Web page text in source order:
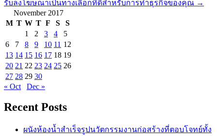
รับลงโฆษณาเป็นทางเลือกที่ดีสำหรับการทำธุรกิจของคุณ →
November 2017
M T W T F S
S
1
2 3 4
5
6
7 8 9 10 11 12
13 14 15 16 17 18 19
20 21 22 23 24 25 26
27 28 29 30
« Oct
Dec »
Recent Posts
ผนังห้องน้ำสำเร็จรูปนวัตกรรมงานก่อสร้างที่ตอบโจทย์ทั้ง